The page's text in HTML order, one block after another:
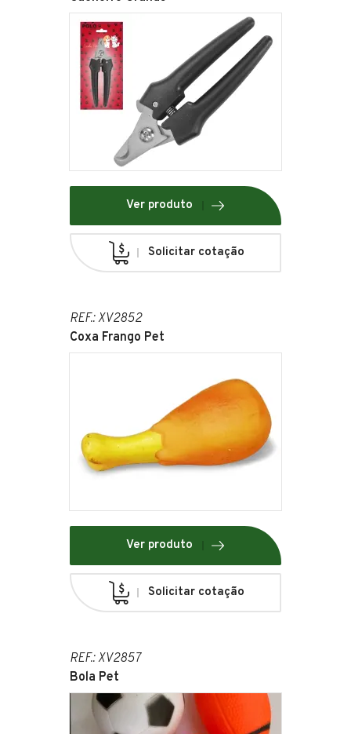
Ver produto
Solicitar cotação
REF.: XV2852
Coxa Frango Pet
Ver produto
Solicitar cotação
REF.: XV2857
Bola Pet